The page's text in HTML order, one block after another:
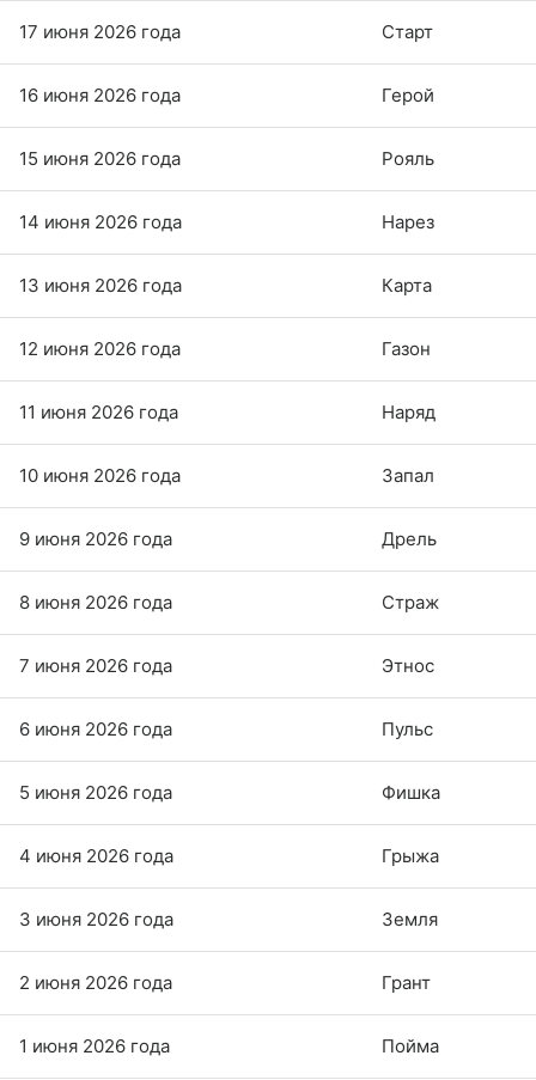
17 июня 2026 года Старт
16 июня 2026 года Герой
15 июня 2026 года Рояль
14 июня 2026 года Нарез
13 июня 2026 года Карта
12 июня 2026 года Газон
11 июня 2026 года Наряд
10 июня 2026 года Запал
9 июня 2026 года Дрель
8 июня 2026 года Страж
7 июня 2026 года Этнос
6 июня 2026 года Пульс
5 июня 2026 года Фишка
4 июня 2026 года Грыжа
3 июня 2026 года Земля
2 июня 2026 года Грант
1 июня 2026 года Пойма